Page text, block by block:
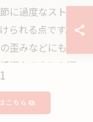
過度なストレ
れる点です。
みなどにも対
娠中の方にも選
るさや揉み返し
ています。
こちら